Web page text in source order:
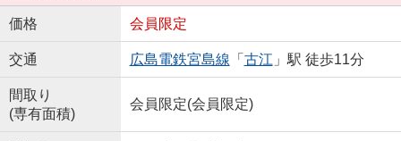
価格 会員限定
交通 広島電鉄宮島線 「 古江 」駅 徒歩11分
間取り
(専有面積)
会員限定(会員限定)